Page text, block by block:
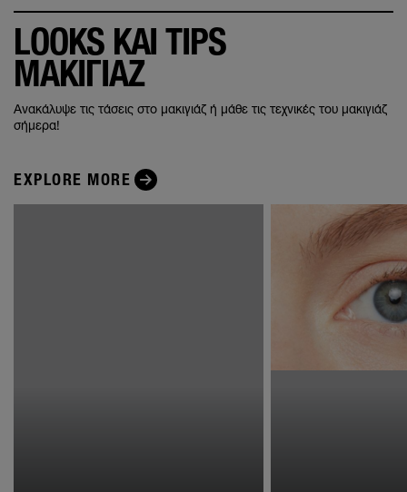
LOOKS ΚΑΙ TIPS
ΜΑΚΙΓΙΑΖ
Ανακάλυψε τις τάσεις στο μακιγιάζ ή μάθε τις τεχνικές του μακιγιάζ
σήμερα!
EXPLORE MORE